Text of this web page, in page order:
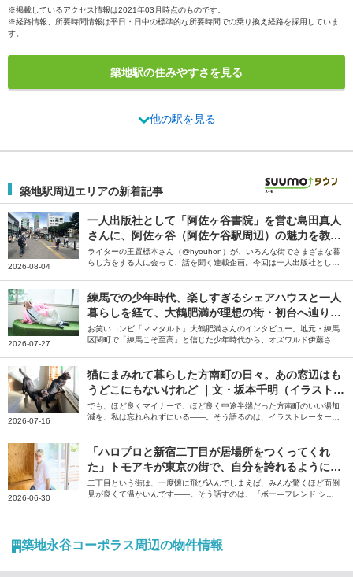
※掲載しているアクセス情報は2021年03月時点のものです。
※経路情報、所要時間情報は平日・日中の標準的な所要時間での乗り換え経路を採用していま
す。
築地駅の住みやすさを見る
他の駅を見る
築地駅周辺エリアの新着記事
2026-08-04
一人出版社として「阿佐ヶ谷書院」を営む島田真人
さんに、阿佐ヶ谷（阿佐ケ谷駅周辺）の魅力を教え
てもらった
ライターの玉置標本さん（@hyouhon）が、いろんな街でさまざまな暮
らし方をする人に会って、話を聞く連載企画。今回は一人出版社として
2026-07-27
練馬での少年時代、楽しすぎるシェアハウスと一人
暮らしを経て、大鶴肥満が理想の街・初台へ辿り着
くまで
お笑いコンビ「ママタルト」大鶴肥満さんのインタビュー。地元・練馬
区関町で「練馬こそ至高」と信じた少年時代から、オズワルド伊藤さん
た。
2026-07-16
猫にまみれて暮らした方南町の日々。あの窓辺はも
うどこにもないけれど ｜文・坂本千明（イラストレ
ーター）
でも、ほど良くマイナーで、ほど良く中途半端だった方南町のいい湯加
減を、私は忘れられずにいる――。そう語るのは、イラストレーターの
2026-06-30
「ハロプロと新宿二丁目が居場所をつくってくれ
た」トモアキが東京の街で、自分を誇れるようにな
るまで
二丁目という街は、一度懐に飛び込んでしまえば、みんな驚くほど面倒
見が良くて温かいんです――。そう話すのは、『ボー―フレンド シー
築地永谷コーポラス周辺の物件情報